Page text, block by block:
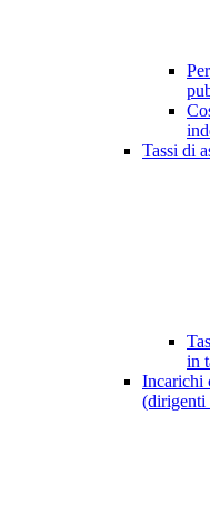
Tassi di
in
Incarichi
(dirigenti